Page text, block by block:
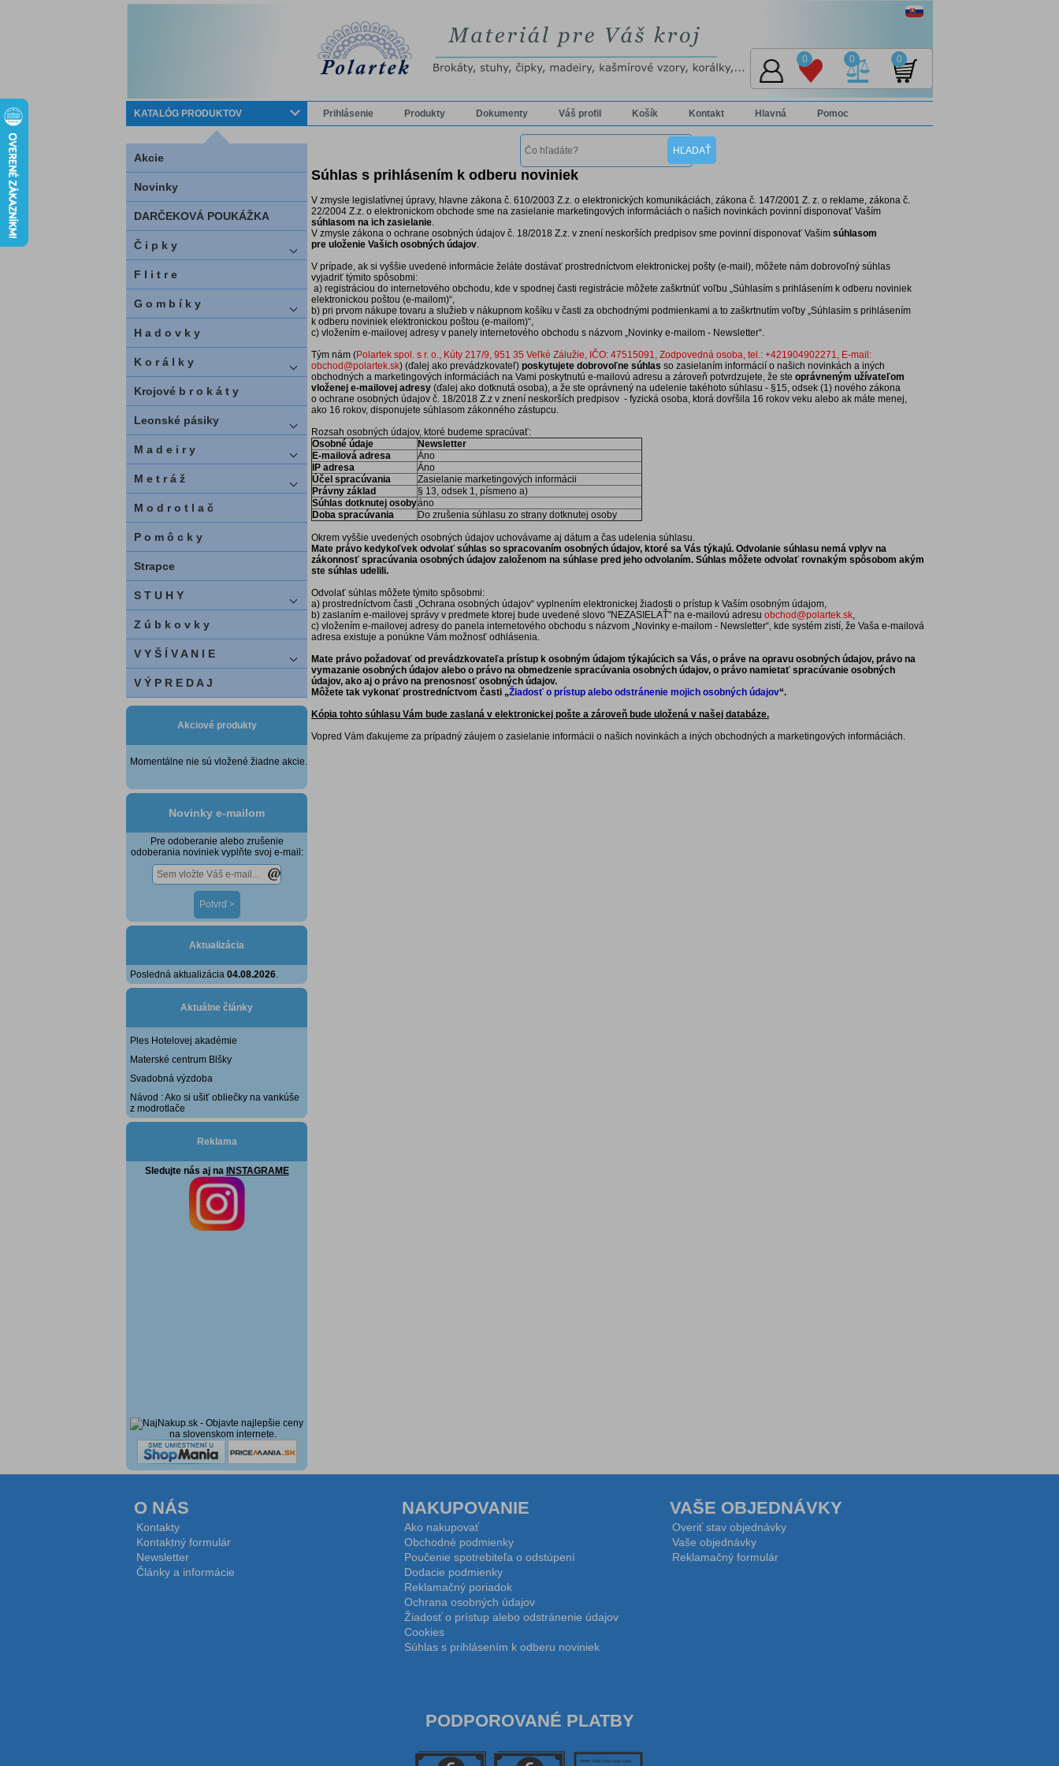
0 0 0
KATALÓG PRODUKTOV Prihlásenie Produkty Dokumenty Váš profil Košík Kontakt Hlavná Pomoc
Akcie
Novinky
DARČEKOVÁ POUKÁŽKA
Č i p k y
F l i t r e
G o m b í k y
H a d o v k y
K o r á l k y
Krojové b r o k á t y
Leonské pásiky
M a d e i r y
M e t r á ž
M o d r o t l a č
P o m ô c k y
Strapce
S T U H Y
Z ú b k o v k y
V Y Š Í V A N I E
V Ý P R E D A J
Akciové produkty
Momentálne nie sú vložené žiadne akcie.
Novinky e-mailom
Pre odoberanie alebo zrušenie
odoberania noviniek vyplňte svoj e-mail:
Aktualizácia
Posledná aktualizácia 04.08.2026
Aktuálne články
Ples Hotelovej akadémie
Materské centrum Blšky
Svadobná výzdoba
Návod : Ako si ušiť obliečky na vankúše
z modrotlače
Reklama
Sledujte nás aj na INSTAGRAME
Súhlas s prihlásením k odberu noviniek
V zmysle legislatívnej úpravy, hlavne zákona č. 610/2003 Z.z. o elektronických komunikáciách, zákona č. 147/2001 Z. z. o reklame, zákona č.
22/2004 Z.z. o elektronickom obchode sme na zasielanie marketingových informáciách o našich novinkách povinní disponovať Vaším
súhlasom na ich zasielanie
V zmysle zákona o ochrane osobných údajov č. 18/2018 Z.z. v znení neskorších predpisov sme povinní disponovať Vašim súhlasom
pre uloženie Vašich osobných údajov
V prípade, ak si vyššie uvedené informácie želáte dostávať prostredníctvom elektronickej pošty (e-mail), môžete nám dobrovoľný súhlas
vyjadriť týmito spôsobmi:
a) registráciou do internetového obchodu, kde v spodnej časti registrácie môžete zaškrtnúť voľbu „Súhlasím s prihlásením k odberu noviniek
elektronickou poštou (e-mailom)“,
b) pri prvom nákupe tovaru a služieb v nákupnom košíku v časti za obchodnými podmienkami a to zaškrtnutím voľby „Súhlasím s prihlásením
k odberu noviniek elektronickou poštou (e-mailom)“,
c) vložením e-mailovej adresy v panely internetového obchodu s názvom „Novinky e-mailom - Newsletter“.
Tým nám (Polartek spol. s r. o., Kúty 217/9, 951 35 Veľké Zálužie, IČO: 47515091, Zodpovedná osoba, tel.: +421904902271, E-mail:
obchod@polartek.sk) (ďalej ako prevádzkovateľ) poskytujete dobrovoľne súhlas so zasielaním informácií o našich novinkách a iných
obchodných a marketingových informáciách na Vami poskytnutú e-mailovú adresu a zároveň potvrdzujete, že ste oprávneným užívateľom
vloženej e-mailovej adresy (ďalej ako dotknutá osoba), a že ste oprávnený na udelenie takéhoto súhlasu - §15, odsek (1) nového zákona
o ochrane osobných údajov č. 18/2018 Z.z v znení neskorších predpisov - fyzická osoba, ktorá dovŕšila 16 rokov veku alebo ak máte menej,
ako 16 rokov, disponujete súhlasom zákonného zástupcu.
Rozsah osobných údajov, ktoré budeme spracúvať:
Osobné údaje
Newsletter
E-mailová adresa
Áno
IP adresa
Áno
Účel spracúvania
Zasielanie marketingových informácii
Právny základ
§ 13, odsek 1, písmeno a)
Súhlas dotknutej osobyáno
Doba spracúvania
Do zrušenia súhlasu zo strany dotknutej osoby
Okrem vyššie uvedených osobných údajov uchovávame aj dátum a čas udelenia súhlasu.
Mate právo kedykoľvek odvolať súhlas so spracovaním osobných údajov, ktoré sa Vás týkajú. Odvolanie súhlasu nemá vplyv na
zákonnosť spracúvania osobných údajov založenom na súhlase pred jeho odvolaním. Súhlas môžete odvolať rovnakým spôsobom akým
ste súhlas udelili.
Odvolať súhlas môžete týmito spôsobmi:
a) prostredníctvom časti „Ochrana osobných údajov“ vyplnením elektronickej žiadosti o prístup k Vaším osobným údajom,
b) zaslaním e-mailovej správy v predmete ktorej bude uvedené slovo "NEZASIELAŤ" na e-mailovú adresu obchod@polartek.sk
c) vložením e-mailovej adresy do panela internetového obchodu s názvom „Novinky e-mailom - Newsletter“, kde systém zistí, že Vaša e-mailová
adresa existuje a ponúkne Vám možnosť odhlásenia.
Mate právo požadovať od prevádzkovateľa prístup k osobným údajom týkajúcich sa Vás, o práve na opravu osobných údajov, právo na
vymazanie osobných údajov alebo o právo na obmedzenie spracúvania osobných údajov, o právo namietať spracúvanie osobných
údajov, ako aj o právo na prenosnosť osobných údajov.
Môžete tak vykonať prostredníctvom časti „Žiadosť o prístup alebo odstránenie mojich osobných údajov“.
Kópia tohto súhlasu Vám bude zaslaná v elektronickej pošte a zároveň bude uložená v našej databáze.
Vopred Vám ďakujeme za prípadný záujem o zasielanie informácii o našich novinkách a iných obchodných a marketingových informáciách.
O NÁS
Kontakty
Kontaktný formulár
Newsletter
Články a informácie
NAKUPOVANIE
Ako nakupovať
Obchodné podmienky
Poučenie spotrebiteľa o odstúpení
Dodacie podmienky
Reklamačný poriadok
Ochrana osobných údajov
Žiadosť o prístup alebo odstránenie údajov
Cookies
Súhlas s prihlásením k odberu noviniek
VAŠE OBJEDNÁVKY
Overiť stav objednávky
Vaše objednávky
Reklamačný formulár
PODPOROVANÉ PLATBY